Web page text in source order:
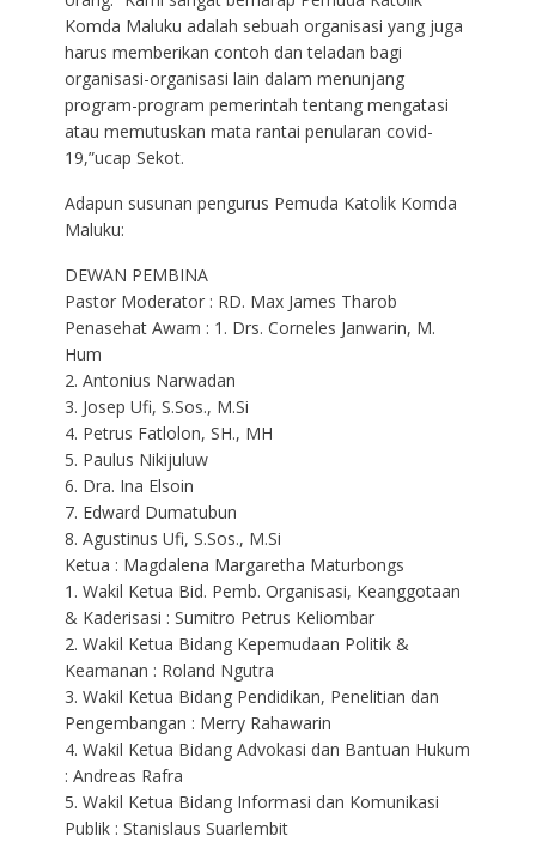
Komda Maluku adalah sebuah organisasi yang juga
harus memberikan contoh dan teladan bagi
organisasi-organisasi lain dalam menunjang
program-program pemerintah tentang mengatasi
atau memutuskan mata rantai penularan covid-
19,”ucap Sekot.
Adapun susunan pengurus Pemuda Katolik Komda
Maluku:
DEWAN PEMBINA
Pastor Moderator : RD. Max James Tharob
Penasehat Awam : 1. Drs. Corneles Janwarin, M.
Hum
2. Antonius Narwadan
3. Josep Ufi, S.Sos., M.Si
4. Petrus Fatlolon, SH., MH
5. Paulus Nikijuluw
6. Dra. Ina Elsoin
7. Edward Dumatubun
8. Agustinus Ufi, S.Sos., M.Si
Ketua : Magdalena Margaretha Maturbongs
1. Wakil Ketua Bid. Pemb. Organisasi, Keanggotaan
& Kaderisasi : Sumitro Petrus Keliombar
2. Wakil Ketua Bidang Kepemudaan Politik &
Keamanan : Roland Ngutra
3. Wakil Ketua Bidang Pendidikan, Penelitian dan
Pengembangan : Merry Rahawarin
4. Wakil Ketua Bidang Advokasi dan Bantuan Hukum
: Andreas Rafra
5. Wakil Ketua Bidang Informasi dan Komunikasi
Publik : Stanislaus Suarlembit